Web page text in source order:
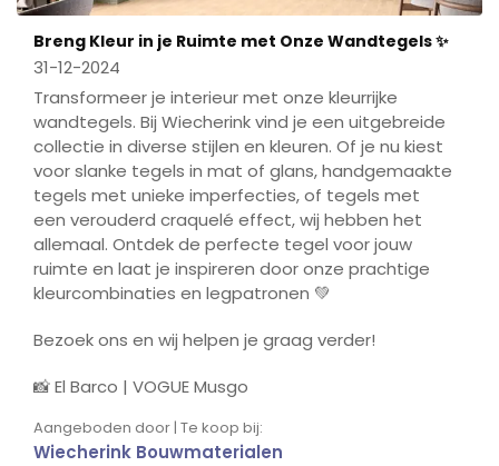
Breng Kleur in je Ruimte met Onze Wandtegels ✨
31-12-2024
Transformeer je interieur met onze kleurrijke
wandtegels. Bij Wiecherink vind je een uitgebreide
collectie in diverse stijlen en kleuren. Of je nu kiest
voor slanke tegels in mat of glans, handgemaakte
tegels met unieke imperfecties, of tegels met
een verouderd craquelé effect, wij hebben het
allemaal. Ontdek de perfecte tegel voor jouw
ruimte en laat je inspireren door onze prachtige
kleurcombinaties en legpatronen 💚
Bezoek ons en wij helpen je graag verder!
📸 El Barco | VOGUE Musgo
Aangeboden door | Te koop bij:
Wiecherink Bouwmaterialen